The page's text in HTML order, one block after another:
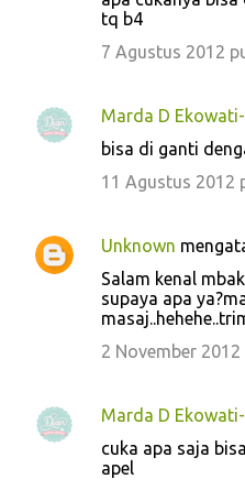
tq b4
7 Agustus 2012
Marda D
bisa di ganti
11 Agustus 2012
Unknown
Salam kenal
supaya apa
2 November
Marda D
cuka apa saja
apel